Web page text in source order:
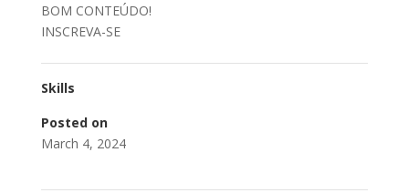
BOM CONTEÚDO!
INSCREVA-SE
Skills
Posted on
March 4, 2024